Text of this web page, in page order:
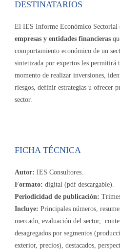
DESTINATARIOS
El IES Informe Económico Sectorial
empresas y entidades financieras
comportamiento económico de un
sintetizada por expertos les permitirá
momento de realizar inversiones,
riesgos, definir estrategias u ofrecer
sector.
FICHA TÉCNICA
Autor: IES Consultores.
Formato: digital (pdf descargable).
Periodicidad de publicación:
Incluye: Principales números,
mercado, evaluación del sector,
desagregados por segmentos
exterior, precios), destacados,